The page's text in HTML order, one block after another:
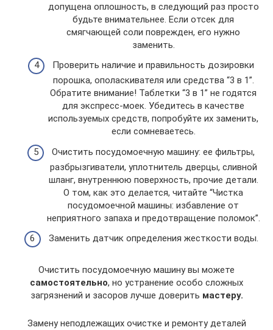
допущена оплошность, в следующий раз просто
будьте внимательнее. Если отсек для
смягчающей соли поврежден, его нужно
заменить.
Проверить наличие и правильность дозировки
порошка, ополаскивателя или средства “3 в 1”.
Обратите внимание! Таблетки “3 в 1” не годятся
для экспресс-моек. Убедитесь в качестве
используемых средств, попробуйте их заменить,
если сомневаетесь.
Очистить посудомоечную машину: ее фильтры,
разбрызгиватели, уплотнитель дверцы, сливной
шланг, внутреннюю поверхность, прочие детали.
О том, как это делается, читайте “Чистка
посудомоечной машины: избавление от
неприятного запаха и предотвращение поломок”.
Заменить датчик определения жесткости воды.
Очистить посудомоечную машину вы можете
самостоятельно, но устранение особо сложных
загрязнений и засоров лучше доверить мастеру.
Замену неподлежащих очистке и ремонту деталей